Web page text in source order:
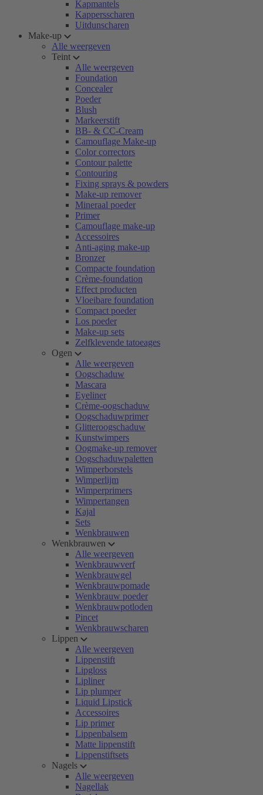
Kapmantels
Kappersscharen
Uitdunscharen
Make-up
Alle weergeven
Teint
Alle weergeven
Foundation
Concealer
Poeder
Blush
Markeerstift
BB- & CC-Cream
Camouflage Make-up
Color correctors
Contour palette
Contouring
Fixing sprays & powders
Make-up remover
Mineraal poeder
Primer
Camouflage make-up
Accessoires
Anti-aging make-up
Bronzer
Compacte foundation
Crème-foundation
Effect producten
Vloeibare foundation
Compact poeder
Los poeder
Make-up sets
Zelfklevende tatoeages
Ogen
Alle weergeven
Oogschaduw
Mascara
Eyeliner
Crème-oogschaduw
Oogschaduwprimer
Glitteroogschaduw
Kunstwimpers
Oogmake-up remover
Oogschaduwpaletten
Wimperborstels
Wimperlijm
Wimperprimers
Wimpertangen
Kajal
Sets
Wenkbrauwen
Wenkbrauwen
Alle weergeven
Wenkbrauwverf
Wenkbrauwgel
Wenkbrauwpomade
Wenkbrauw poeder
Wenkbrauwpotloden
Pincet
Wenkbrauwscharen
Lippen
Alle weergeven
Lippenstift
Lipgloss
Lipliner
Lip plumper
Liquid Lipstick
Accessoires
Lip primer
Lippenbalsem
Matte lippenstift
Lippenstiftsets
Nagels
Alle weergeven
Nagellak